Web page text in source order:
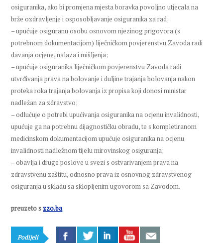
osiguranika, ako bi promjena mjesta boravka povoljno utjecala na
brže ozdravljenje i osposobljavanje osiguranika za rad;
– upućuje osiguranu osobu osnovom njezinog prigovora (s
potrebnom dokumentacijom) liječničkom povjerenstvu Zavoda radi
davanja ocjene, nalaza i mišljenja;
– upućuje osiguranika liječničkom povjerenstvu Zavoda radi
utvrđivanja prava na bolovanje i duljine trajanja bolovanja nakon
proteka roka trajanja bolovanja iz propisa koji donosi ministar
nadležan za zdravstvo;
– odlučuje o potrebi upućivanja osiguranika na ocjenu invalidnosti,
upućuje ga na potrebnu dijagnostičku obradu, te s kompletiranom
medicinskom dokumentacijom upućuje osiguranika na ocjenu
invalidnosti nadležnom tijelu mirovinskog osiguranja;
– obavlja i druge poslove u svezi s ostvarivanjem prava na
zdravstvenu zaštitu, odnosno prava iz osnovnog zdravstvenog
osiguranja u skladu sa sklopljenim ugovorom sa Zavodom.
preuzeto s zzo.ba
Podijeli